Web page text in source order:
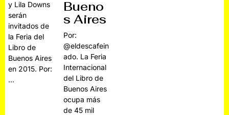
y Lila Downs
serán
invitados de
la Feria del
Libro de
Buenos Aires
en 2015. Por:
…
Bueno
s Aires
Por:
@eldescafein
ado. La Feria
Internacional
del Libro de
Buenos Aires
ocupa más
de 45 mil